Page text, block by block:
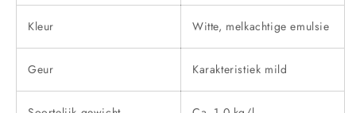
Kleur Witte, melkachtige emulsie
Geur Karakteristiek mild